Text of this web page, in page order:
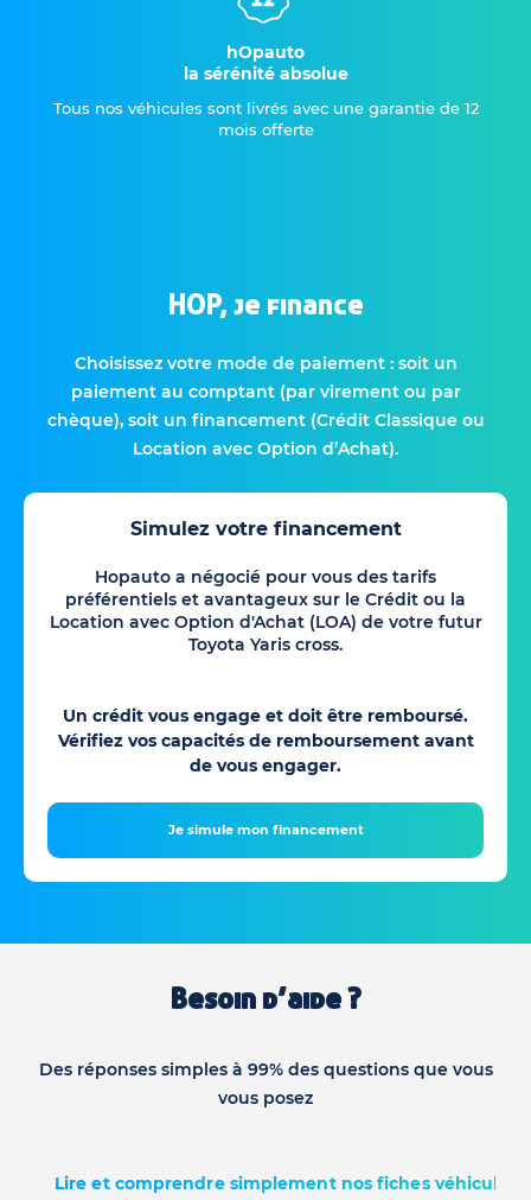
hOpauto
la sérénité absolue
Tous nos véhicules sont livrés avec une garantie de 12
mois offerte
HOP, je finance
Choisissez votre mode de paiement : soit un
paiement au comptant (par virement ou par
chèque), soit un financement (Crédit Classique ou
Location avec Option d’Achat).
Simulez votre financement
Hopauto a négocié pour vous des tarifs
préférentiels et avantageux sur le Crédit ou la
Location avec Option d'Achat (LOA) de votre futur
Toyota Yaris cross.
Un crédit vous engage et doit être remboursé.
Vérifiez vos capacités de remboursement avant
de vous engager.
Je simule mon financement
Besoin d’aide ?
Des réponses simples à 99% des questions que vous
vous posez
Lire et comprendre simplement nos fiches véhicules